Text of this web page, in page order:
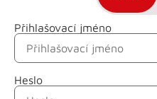
Přihlašovací jméno
Heslo
Jméno
Příjmení